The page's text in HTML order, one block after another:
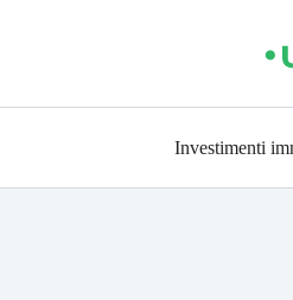
Investimenti